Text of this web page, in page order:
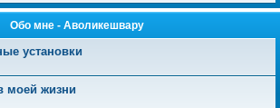
Обо мне - Аволикешвару
установки
моей жизни